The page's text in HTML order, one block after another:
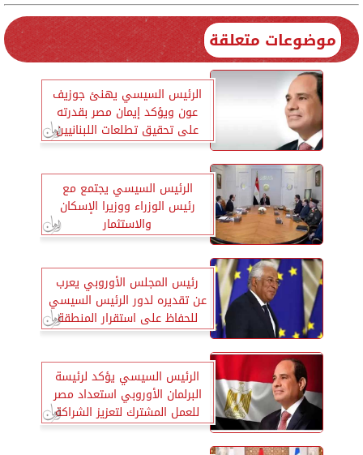
موضوعات متعلقة
الرئيس السيسي يهنئ جوزيف
عون ويؤكد إيمان مصر بقدرته
على تحقيق تطلعات اللبنانيين
الرئيس السيسي يجتمع مع
رئيس الوزراء ووزيرا الإسكان
والاستثمار
رئيس المجلس الأوروبي يعرب
عن تقديره لدور الرئيس السيسي
للحفاظ على استقرار المنطقة
الرئيس السيسي يؤكد لرئيسة
البرلمان الأوروبي استعداد مصر
للعمل المشترك لتعزيز الشراكة